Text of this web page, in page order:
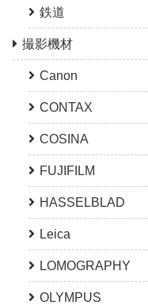
鉄道
撮影機材
Canon
CONTAX
COSINA
FUJIFILM
HASSELBLAD
Leica
LOMOGRAPHY
OLYMPUS